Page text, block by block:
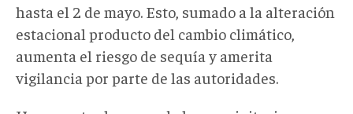
hasta el 2 de mayo. Esto, sumado a la alteración
estacional producto del cambio climático,
aumenta el riesgo de sequía y amerita
vigilancia por parte de las autoridades.